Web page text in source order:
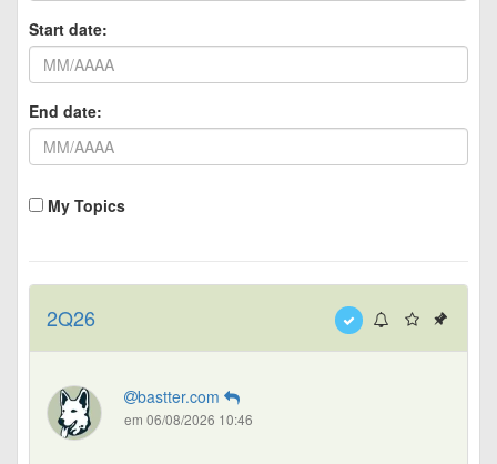
Start date:
End date:
My Topics
2Q26
bastter.com
em 06/08/2026 10:46